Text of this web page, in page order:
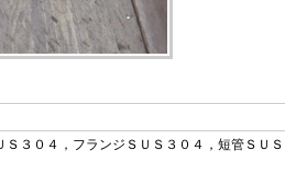
３０４，フランジＳＵＳ３０４，短管ＳＵＳ